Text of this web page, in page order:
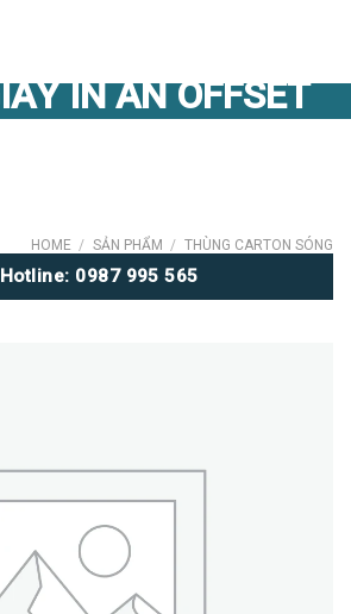
HOME / SẢN PHẨM / THÙNG CARTON SÓNG
Hotline: 0987 995 565